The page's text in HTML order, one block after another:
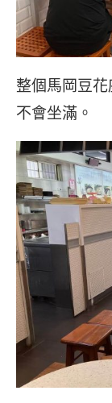
整個馬岡豆
不會坐滿。